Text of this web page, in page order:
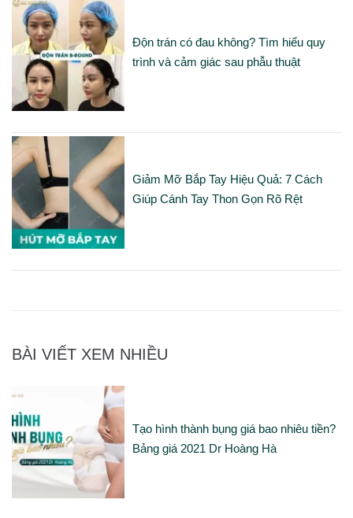
Độn trán có đau không? Tìm hiểu quy
trình và cảm giác sau phẫu thuật
Giảm Mỡ Bắp Tay Hiệu Quả: 7 Cách
Giúp Cánh Tay Thon Gọn Rõ Rệt
BÀI VIẾT XEM NHIỀU
Tạo hình thành bụng giá bao nhiêu tiền?
Bảng giá 2021 Dr Hoàng Hà